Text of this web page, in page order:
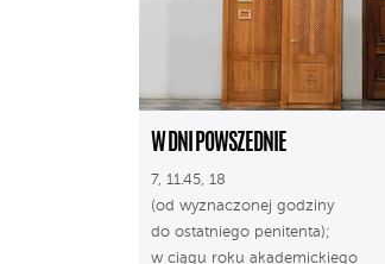
W DNI POWSZEDNIE
7, 11.45, 18
(od wyznaczonej godziny
do ostatniego penitenta);
w ciągu roku akademickiego